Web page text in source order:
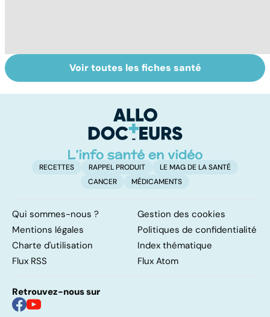
Tout savoir sur
les infections
Inflammation des
amygdales : que
d'angine ?
Voir toutes les fiches santé
RECETTES RAPPEL PRODUIT
LE MAG DE LA SANTÉ
CANCER
MÉDICAMENTS
Qui sommes-nous ?
Gestion des cookies
Mentions légales
Politiques de confidentialité
Charte d'utilisation
Index thématique
Flux RSS
Flux Atom
Retrouvez-nous sur